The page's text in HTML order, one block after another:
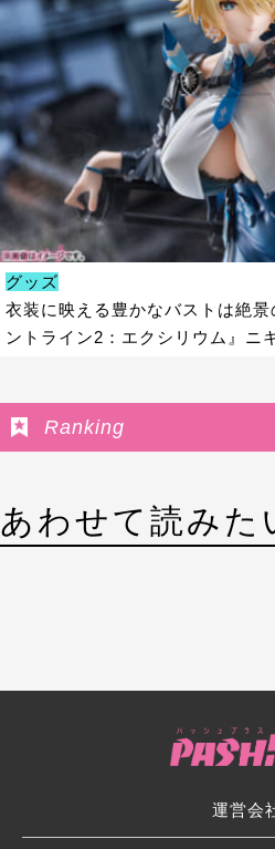
グッズ
衣装に映える豊かなバストは絶
ントライン2：エクシリウム』ニ
Ranking
あわせて読みた
運営会